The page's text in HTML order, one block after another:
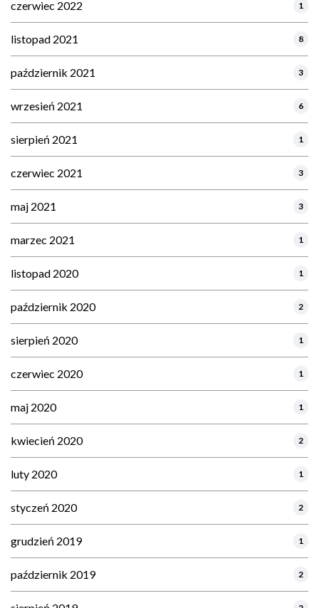
czerwiec 2022 1
listopad 2021 8
październik 2021 3
wrzesień 2021 6
sierpień 2021 1
czerwiec 2021 3
maj 2021 3
marzec 2021 1
listopad 2020 1
październik 2020 2
sierpień 2020 1
czerwiec 2020 1
maj 2020 1
kwiecień 2020 2
luty 2020 1
styczeń 2020 2
grudzień 2019 1
październik 2019 2